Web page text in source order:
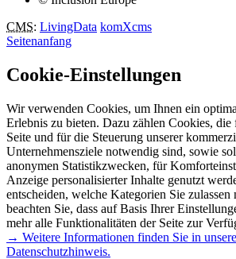
CMS: LivingData komXcms
Seitenanfang
Cookie-Einstellungen
Wir verwenden Cookies, um Ihnen ein
Erlebnis zu bieten. Dazu zählen Cookies,
Seite und für die Steuerung unserer
Unternehmensziele notwendig sind, sowie
anonymen Statistikzwecken, für
Anzeige personalisierter Inhalte genutzt
entscheiden, welche Kategorien Sie zulassen
beachten Sie, dass auf Basis Ihrer
mehr alle Funktionalitäten der Seite zur
→ Weitere Informationen finden Sie in
Datenschutzhinweis.